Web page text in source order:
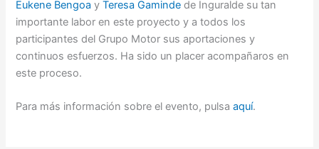
Eukene Bengoa yTeresa Gaminde de Inguralde su tan
importante labor en este proyecto y a todos los
participantes del Grupo Motor sus aportaciones y
continuos esfuerzos. Ha sido un placer acompañaros en
este proceso.
Para más información sobre el evento, pulsaaquí.